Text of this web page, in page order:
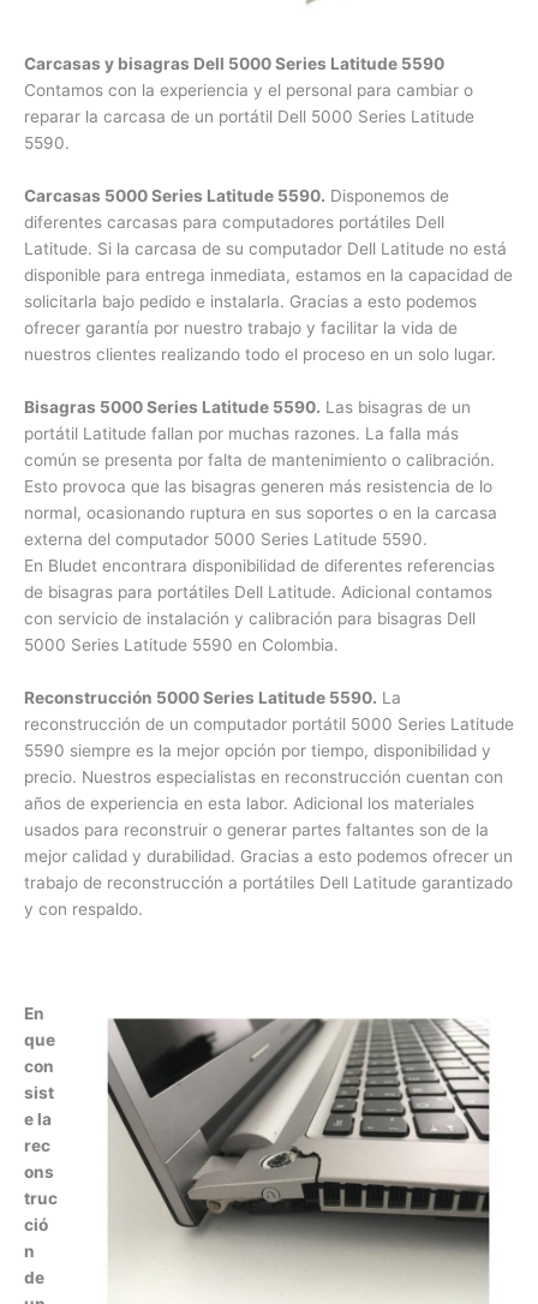
Contamos con la experiencia y el personal para cambiar o
reparar la carcasa de un portátil Dell 5000 Series Latitude
5590.
diferentes carcasas para computadores portátiles Dell
Latitude. Si la carcasa de su computador Dell Latitude no
está disponible para entrega inmediata, estamos en la
capacidad de solicitarla bajo pedido e instalarla. Gracias a
esto podemos ofrecer garantía por nuestro trabajo y facilitar
la vida de nuestros clientes realizando todo el proceso en un
solo lugar.
Bisagras 5000 Series Latitude 5590. Las bisagras de un
portátil Latitude fallan por muchas razones. La falla más
común se presenta por falta de mantenimiento o calibración.
Esto provoca que las bisagras generen más resistencia de lo
normal, ocasionando ruptura en sus soportes o en la
carcasa externa del computador 5000 Series Latitude 5590.
En Bludet encontrara disponibilidad de diferentes referencias
de bisagras para portátiles Dell Latitude. Adicional contamos
con servicio de instalación y calibración para bisagras Dell
5000 Series Latitude 5590 en Colombia.
Reconstrucción 5000 Series Latitude 5590. La
reconstrucción de un computador portátil 5000 Series
Latitude 5590 siempre es la mejor opción por tiempo,
disponibilidad y precio. Nuestros especialistas en
reconstrucción cuentan con años de experiencia en esta
labor. Adicional los materiales usados para reconstruir o
generar partes faltantes son de la mejor calidad y
durabilidad. Gracias a esto podemos ofrecer un trabajo de
reconstrucción a portátiles Dell Latitude garantizado y con
E
n
q
u
e
c
o
n
si
st